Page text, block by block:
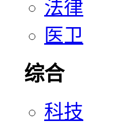
法律
医卫
综合
科技